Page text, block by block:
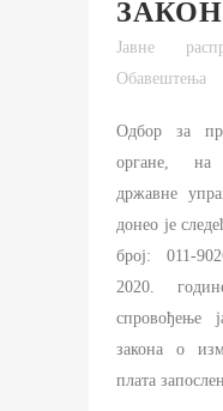
Јавне
Обавештења
Одбор за
органе, на
државне
донео је
број: 011-
2020.
спровођење
закона о
плата